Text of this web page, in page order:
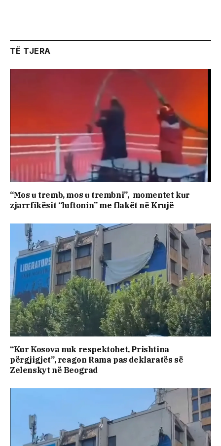
TË TJERA
“Mos u tremb, mos u trembni”, momentet kur
zjarrfikësit “luftonin” me flakët në Krujë
“Kur Kosova nuk respektohet, Prishtina
përgjigjet”, reagon Rama pas deklaratës së
Zelenskyt në Beograd